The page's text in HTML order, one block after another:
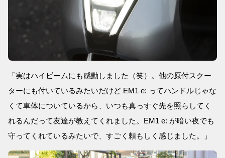
「実はハイビームにも感動しました（笑）。他の原付スクー
ターにも付いているみたいだけど EM1 e: ってハンドルじゃな
くて車体についているから、いつも真っすぐ先を照らしてく
れるんだって友達が教えてくれました。EM1 e: が暗い夜でも
守ってくれているみたいで、すごく頼もしく感じました。」